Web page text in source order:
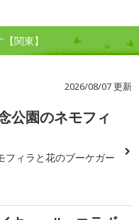
関東】
2026/08/07 更新
公園のネモフィ
フィラと花のブーケガー